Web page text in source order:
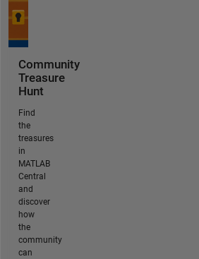
Community
Treasure
Hunt
Find
the
treasures
in
MATLAB
Central
and
discover
how
the
community
can